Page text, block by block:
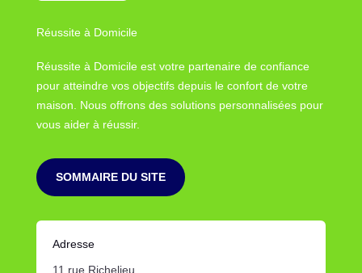
Réussite à Domicile
Réussite à Domicile est votre partenaire de confiance
pour atteindre vos objectifs depuis le confort de votre
maison. Nous offrons des solutions personnalisées pour
vous aider à réussir.
SOMMAIRE DU SITE
Adresse
11 rue Richelieu